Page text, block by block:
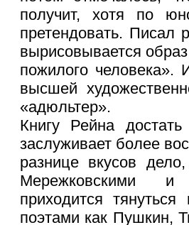
получит, хотя по
претендовать. Писал
вырисовывается
пожилого человека».
высшей
«адюльтер».
Книгу Рейна
заслуживает более
разнице вкусов
Мережковскими и
приходится
поэтами как Пушкин,